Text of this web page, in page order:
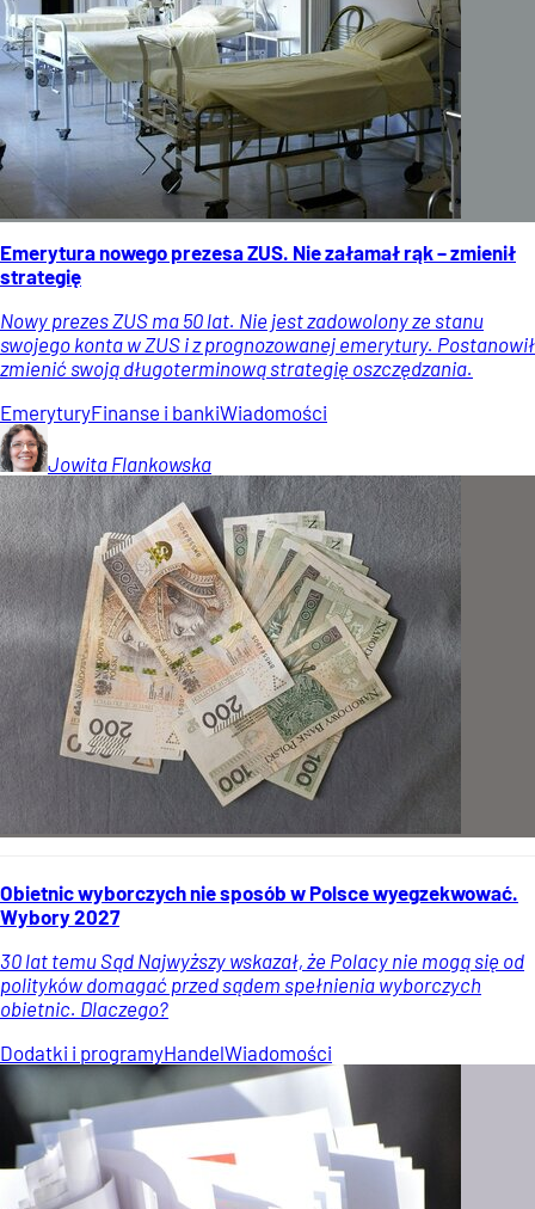
Emerytura nowego prezesa ZUS. Nie załamał rąk – zmienił
strategię
Nowy prezes ZUS ma 50 lat. Nie jest zadowolony ze stanu
swojego konta w ZUS i z prognozowanej emerytury. Postanowił
zmienić swoją długoterminową strategię oszczędzania.
EmeryturyFinanse i bankiWiadomości
Jowita Flankowska
Obietnic wyborczych nie sposób w Polsce wyegzekwować.
Wybory 2027
30 lat temu Sąd Najwyższy wskazał, że Polacy nie mogą się od
polityków domagać przed sądem spełnienia wyborczych
obietnic. Dlaczego?
Dodatki i programyHandelWiadomości